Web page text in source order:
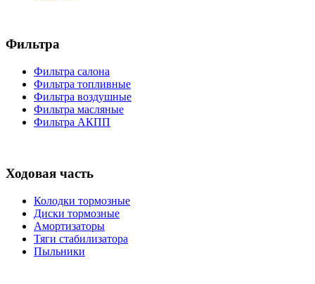
Фильтра
Фильтра салона
Фильтра топливные
Фильтра воздушные
Фильтра масляные
Фильтра АКПП
Ходовая часть
Колодки тормозные
Диски тормозные
Амортизаторы
Тяги стабилизатора
Пыльники